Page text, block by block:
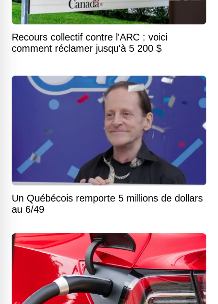
Recours collectif contre l'ARC : voici
comment réclamer jusqu'à 5 200 $
Un Québécois remporte 5 millions de dollars
au 6/49